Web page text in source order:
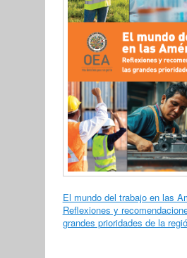
El mundo del trabajo en las
Reflexiones y
grandes prioridades de la